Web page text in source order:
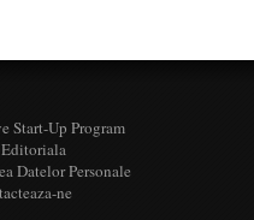
Start-Up Program
Datelor Personale
ne